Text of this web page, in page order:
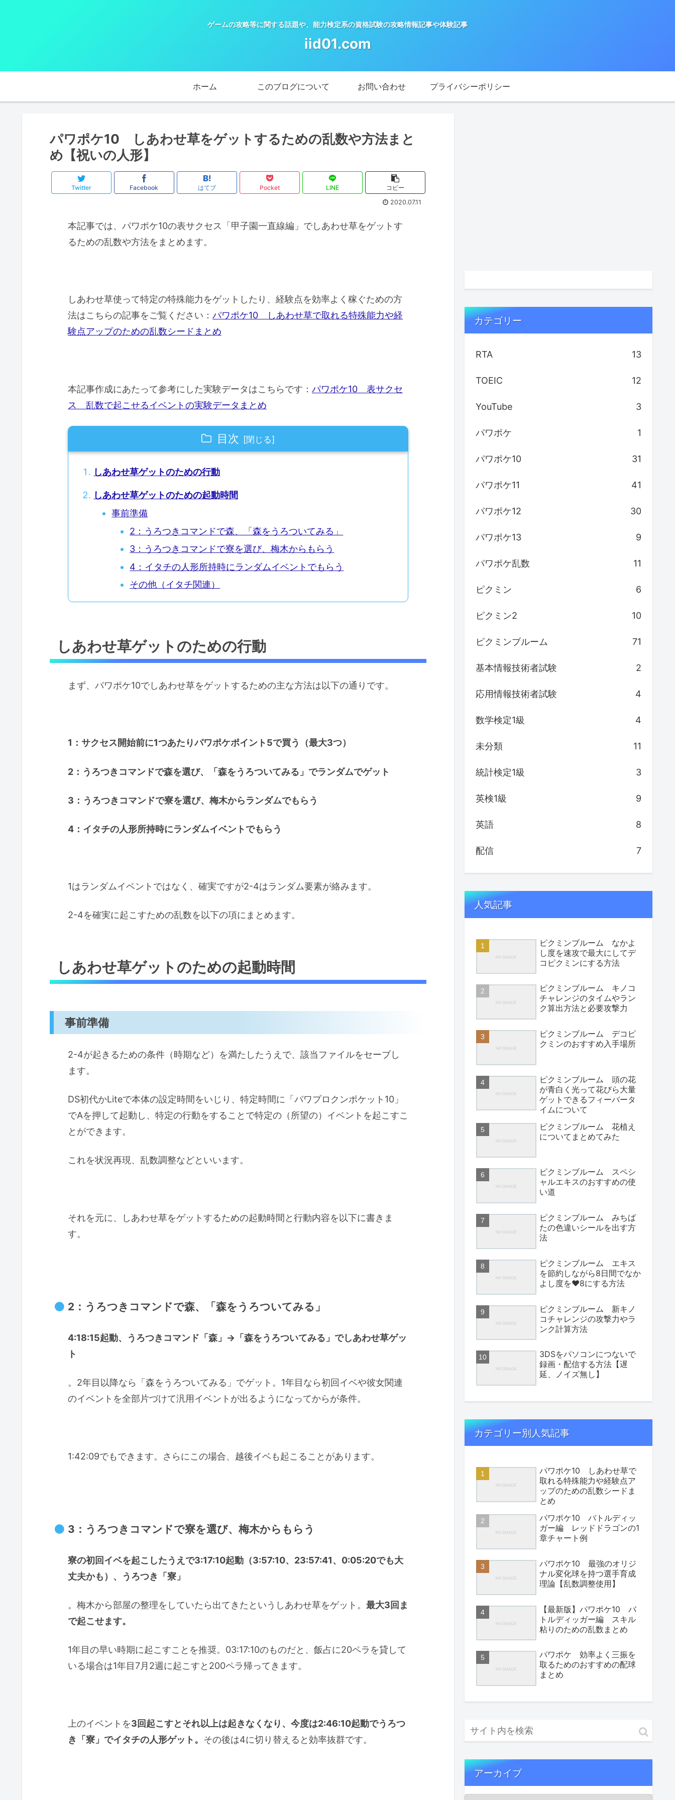
ゲームの攻略等に関する話題や、能力検定系の資格試験の攻略情報記事や体験記事
iid01.com
ホーム このブログについて お問い合わせ プライバシーポリシー
パワポケ10 しあわせ草をゲットするための乱数や方法まと
め【祝いの人形】
Twitter Facebook はてブ Pocket LINE
コピー
2020.07.11
本記事では、パワポケ10の表サクセス「甲子園一直線編」でしあわせ草をゲットす
るための乱数や方法をまとめます。
しあわせ草使って特定の特殊能力をゲットしたり、経験点を効率よく稼ぐための方
法はこちらの記事をご覧ください： パワポケ10 しあわせ草で取れる特殊能力や経
験点アップのための乱数シードまとめ
本記事作成にあたって参考にした実験データはこちらです： パワポケ10 表サクセ
ス 乱数で起こせるイベントの実験データまとめ
目次
しあわせ草ゲットのための行動
しあわせ草ゲットのための起動時間
事前準備
2：うろつきコマンドで森、「森をうろついてみる」
3：うろつきコマンドで寮を選び、梅木からもらう
4：イタチの人形所持時にランダムイベントでもらう
その他（イタチ関連）
しあわせ草ゲットのための行動
まず、パワポケ10でしあわせ草をゲットするための主な方法は以下の通りです。
1：サクセス開始前に1つあたりパワポケポイント5で買う（最大3つ）
2：うろつきコマンドで森を選び、「森をうろついてみる」でランダムでゲット
3：うろつきコマンドで寮を選び、梅木からランダムでもらう
4：イタチの人形所持時にランダムイベントでもらう
1はランダムイベントではなく、確実ですが2-4はランダム要素が絡みます。
2-4を確実に起こすための乱数を以下の項にまとめます。
しあわせ草ゲットのための起動時間
事前準備
2-4が起きるための条件（時期など）を満たしたうえで、該当ファイルをセーブし
ます。
DS初代かLiteで本体の設定時間をいじり、特定時間に「パワプロクンポケット10」
でAを押して起動し、特定の行動をすることで特定の（所望の）イベントを起こすこ
とができます。
これを状況再現、乱数調整などといいます。
それを元に、しあわせ草をゲットするための起動時間と行動内容を以下に書きま
す。
2：うろつきコマンドで森、「森をうろついてみる」
4:18:15起動、うろつきコマンド「森」→「森をうろついてみる」でしあわせ草ゲッ
ト
。2年目以降なら「森をうろついてみる」でゲット。1年目なら初回イベや彼女関連
のイベントを全部片づけて汎用イベントが出るようになってからが条件。
1:42:09でもできます。さらにこの場合、越後イベも起こることがあります。
3：うろつきコマンドで寮を選び、梅木からもらう
寮の初回イベを起こしたうえで3:17:10起動（3:57:10、23:57:41、0:05:20でも大
丈夫かも）、うろつき「寮」
。梅木から部屋の整理をしていたら出てきたというしあわせ草をゲット。 最大3回ま
で起こせます。
1年目の早い時期に起こすことを推奨。03:17:10のものだと、飯占に20ペラを貸して
いる場合は1年目7月2週に起こすと200ペラ帰ってきます。
上のイベントを3回起こすとそれ以上は起きなくなり、今度は2:46:10起動でうろつ
き「寮」でイタチの人形ゲット。 その後は4に切り替えると効率抜群です。
カテゴリー
RTA 13
TOEIC 12
YouTube 3
パワポケ 1
パワポケ10 31
パワポケ11 41
パワポケ12 30
パワポケ13 9
パワポケ乱数 11
ピクミン 6
ピクミン2 10
ピクミンブルーム 71
基本情報技術者試験 2
応用情報技術者試験 4
数学検定1級 4
未分類 11
統計検定1級 3
英検1級 9
英語 8
配信 7
人気記事
ピクミンブルーム なかよ
し度を速攻で最大にしてデ
コピクミンにする方法
ピクミンブルーム キノコ
チャレンジのタイムやラン
ク算出方法と必要攻撃力
ピクミンブルーム デコピ
クミンのおすすめ入手場所
ピクミンブルーム 頭の花
が青白く光って花びら大量
ゲットできるフィーバータ
イムについて
ピクミンブルーム 花植え
についてまとめてみた
ピクミンブルーム スペシ
ャルエキスのおすすめの使
い道
ピクミンブルーム みちば
たの色違いシールを出す方
法
ピクミンブルーム エキス
を節約しながら8日間でなか
よし度を♥8にする方法
ピクミンブルーム 新キノ
コチャレンジの攻撃力やラ
ンク計算方法
3DSをパソコンにつないで
録画・配信する方法【遅
延、ノイズ無し】
カテゴリー別人気記事
パワポケ10 しあわせ草で
取れる特殊能力や経験点ア
ップのための乱数シードま
とめ
パワポケ10 バトルディッ
ガー編 レッドドラゴンの1
章チャート例
パワポケ10 最強のオリジ
ナル変化球を持つ選手育成
理論【乱数調整使用】
【最新版】パワポケ10 バ
トルディッガー編 スキル
粘りのための乱数まとめ
パワポケ 効率よく三振を
取るためのおすすめの配球
まとめ
アーカイブ